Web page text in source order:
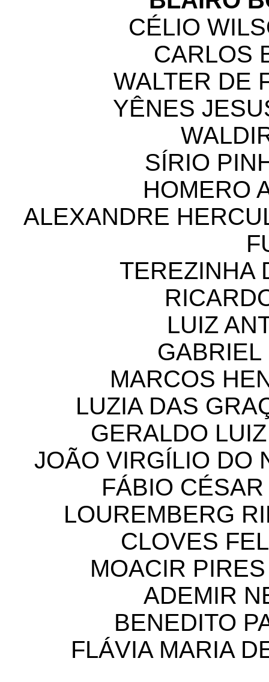
CÉLIO
CARLOS
WALTER DE
YÊNES
SÍRIO
HOMERO
ALEXANDRE
TEREZINHA
LUIZ
MARCOS
LUZIA DAS
GERALDO
JOÃO VIRGÍLIO DO
FÁBIO
LOUREMBERG
CLOVES
MOACIR
ADEMIR
BENEDITO
FLÁVIA MARIA